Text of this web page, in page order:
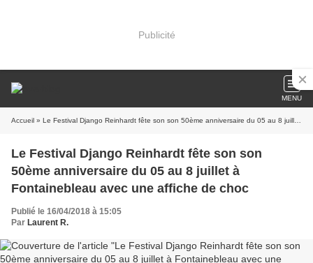
Publicité
MENU
Accueil » Le Festival Django Reinhardt fête son son 50ème anniversaire du 05 au 8 juillet à Fontainebleau avec une affiche de choc
Le Festival Django Reinhardt fête son son
50ème anniversaire du 05 au 8 juillet à
Fontainebleau avec une affiche de choc
Publié le 16/04/2018 à 15:05
Par Laurent R.